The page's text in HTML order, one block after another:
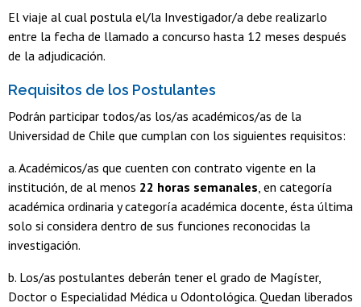
El viaje al cual postula el/la Investigador/a debe realizarlo
entre la fecha de llamado a concurso hasta 12 meses después
de la adjudicación.
Requisitos de los Postulantes
Podrán participar todos/as los/as académicos/as de la
Universidad de Chile que cumplan con los siguientes requisitos:
a. Académicos/as que cuenten con contrato vigente en la
institución, de al menos 22 horas semanales, en categoría
académica ordinaria y categoría académica docente, ésta última
solo si considera dentro de sus funciones reconocidas la
investigación.
b. Los/as postulantes deberán tener el grado de Magíster,
Doctor o Especialidad Médica u Odontológica. Quedan liberados